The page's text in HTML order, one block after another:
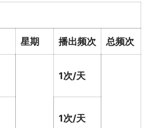
星期 播出频次 总频次
1次/天
1次/天